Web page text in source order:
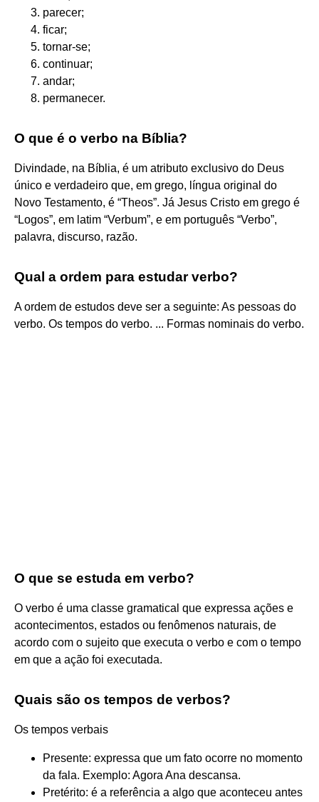
parecer;
ficar;
tornar-se;
continuar;
andar;
permanecer.
O que é o verbo na Bíblia?
Divindade, na Bíblia, é um atributo exclusivo do Deus
único e verdadeiro que, em grego, língua original do
Novo Testamento, é “Theos”. Já Jesus Cristo em grego é
“Logos”, em latim “Verbum”, e em português “Verbo”,
palavra, discurso, razão.
Qual a ordem para estudar verbo?
A ordem de estudos deve ser a seguinte: As pessoas do
verbo. Os tempos do verbo. ... Formas nominais do verbo.
O que se estuda em verbo?
O verbo é uma classe gramatical que expressa ações e
acontecimentos, estados ou fenômenos naturais, de
acordo com o sujeito que executa o verbo e com o tempo
em que a ação foi executada.
Quais são os tempos de verbos?
Os tempos verbais
Presente: expressa que um fato ocorre no momento
da fala. Exemplo: Agora Ana descansa.
Pretérito: é a referência a algo que aconteceu antes